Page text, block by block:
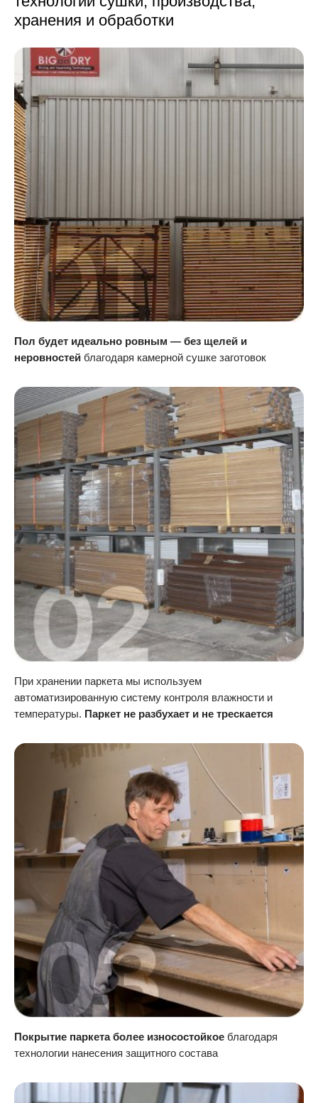
хранения и обработки
Пол будет идеально ровным — без щелей и
неровностей благодаря камерной сушке заготовок
При хранении паркета мы используем
автоматизированную систему контроля влажности и
температуры. Паркет не разбухает и не трескается
Покрытие паркета более износостойкое благодаря
технологии нанесения защитного состава